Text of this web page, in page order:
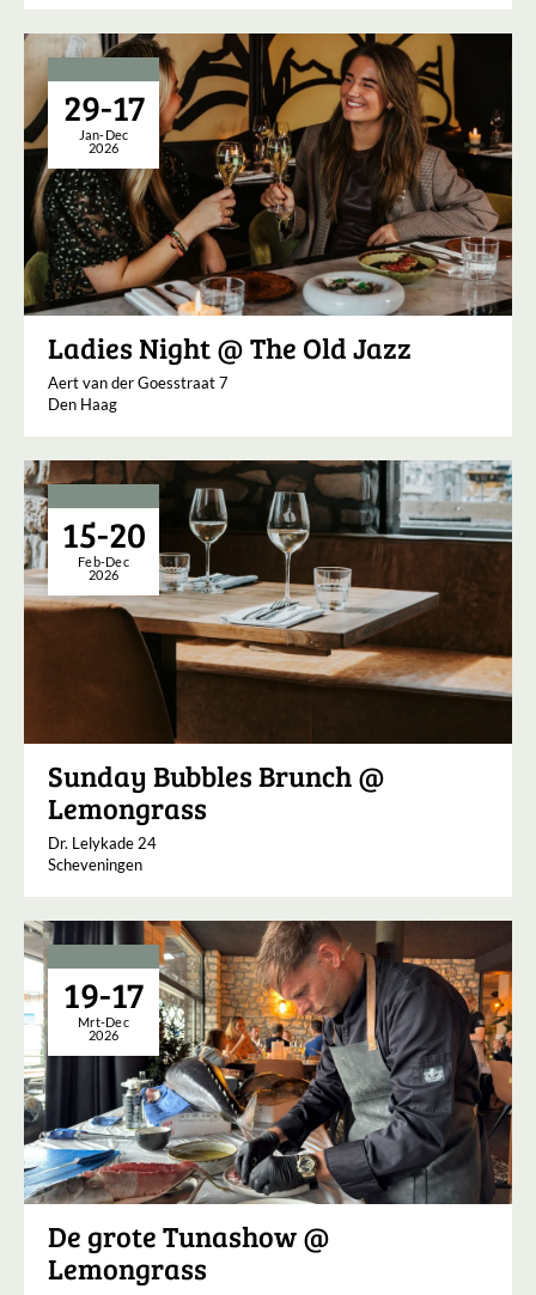
29-17
Jan-Dec
2026
Ladies Night @ The Old Jazz
Aert van der Goesstraat 7
Den Haag
15-20
Feb-Dec
2026
Sunday Bubbles Brunch @
Lemongrass
Dr. Lelykade 24
Scheveningen
19-17
Mrt-Dec
2026
De grote Tunashow @
Lemongrass